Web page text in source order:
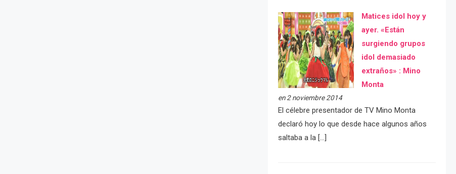
Matices idol hoy y
ayer. «Están
surgiendo grupos
idol demasiado
extraños» : Mino
Monta
en 2 noviembre 2014
El célebre presentador de TV Mino Monta
declaró hoy lo que desde hace algunos años
saltaba a la […]